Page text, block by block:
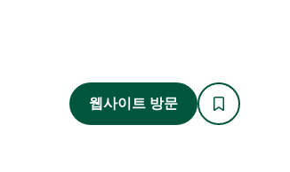
웹사이트 방문